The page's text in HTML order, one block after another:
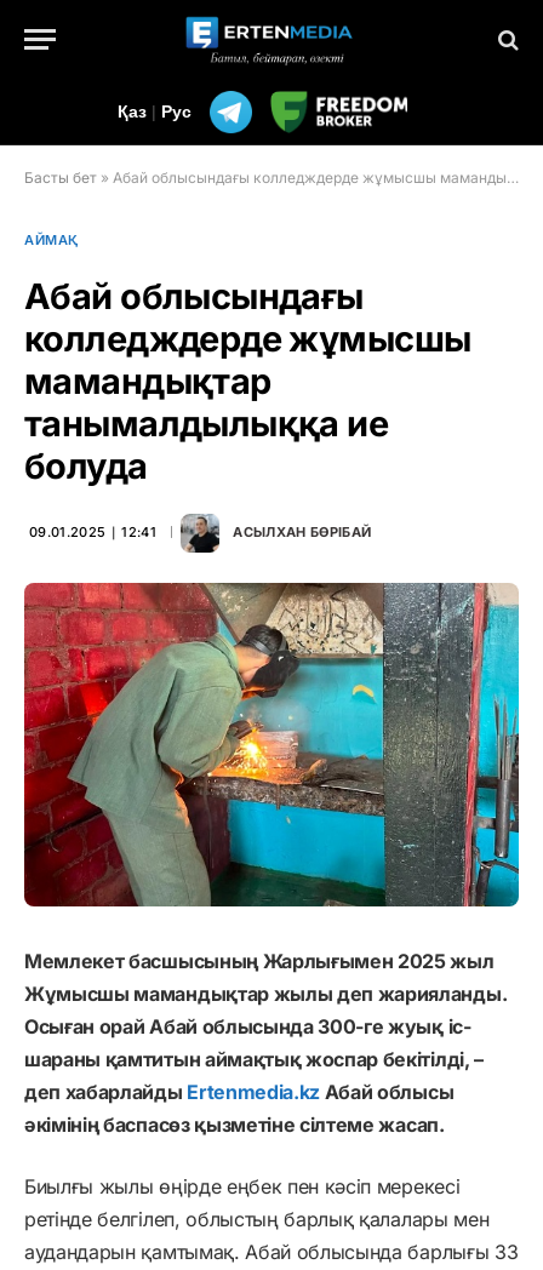
Қаз | Рус
Басты бет » Абай облысындағы колледждерде жұмысшы мамандықтар танымалдылыққа ие болуда
АЙМАҚ
Абай облысындағы
колледждерде жұмысшы
мамандықтар
танымалдылыққа ие
болуда
09.01.2025 ∣ 12:41 АСЫЛХАН БӨРІБАЙ
Мемлекет басшысының Жарлығымен 2025 жыл
Жұмысшы мамандықтар жылы деп жарияланды.
Осыған орай Абай облысында 300-ге жуық іс-
шараны қамтитын аймақтық жоспар бекітілді, –
деп хабарлайды Ertenmedia.kz Абай облысы
әкімінің баспасөз қызметіне сілтеме жасап.
Биылғы жылы өңірде еңбек пен кәсіп мерекесі
ретінде белгілеп, облыстың барлық қалалары мен
аудандарын қамтымақ. Абай облысында барлығы 33